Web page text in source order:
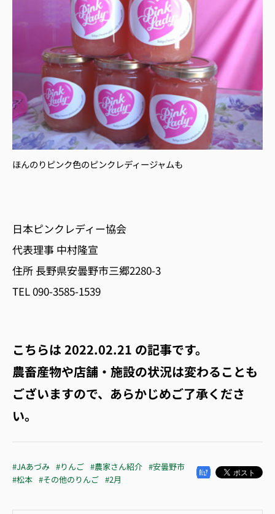
ほんのりピンク色のピンクレディージャムも
日本ピンクレディー協会
代表理事 中村隆宣
住所 長野県安曇野市三郷2280-3
TEL 090-3585-1539
こちらは2022.02.21 の記事です。
農畜産物や店舗・施設の状況は変わることも
ございますので、あらかじめご了承くださ
い。
#JAあづみ #りんご #農家さん紹介 #安曇野市
#松本 #その他のりんご #2月